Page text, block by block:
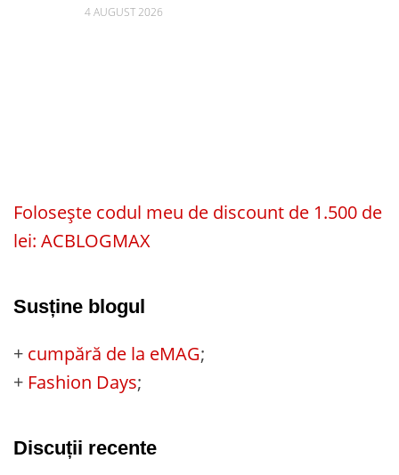
4 AUGUST 2026
Folosește codul meu de discount de 1.500 de
lei: ACBLOGMAX
Susține blogul
+ cumpără de la eMAG;
+ Fashion Days;
Discuții recente